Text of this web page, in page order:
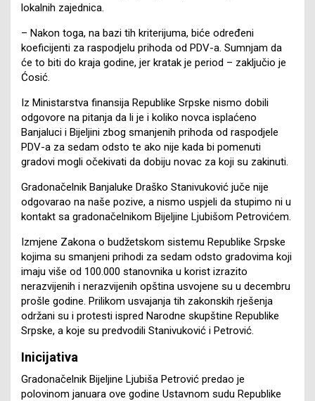
lokalnih zajednica.
– Nakon toga, na bazi tih kriterijuma, biće određeni
koeficijenti za raspodjelu prihoda od PDV-a. Sumnjam da
će to biti do kraja godine, jer kratak je period – zaključio je
Ćosić.
Iz Ministarstva finansija Republike Srpske nismo dobili
odgovore na pitanja da li je i koliko novca isplaćeno
Banjaluci i Bijeljini zbog smanjenih prihoda od raspodjele
PDV-a za sedam odsto te ako nije kada bi pomenuti
gradovi mogli očekivati da dobiju novac za koji su zakinuti.
Gradonačelnik Banjaluke Draško Stanivuković juče nije
odgovarao na naše pozive, a nismo uspjeli da stupimo ni u
kontakt sa gradonačelnikom Bijeljine Ljubišom Petrovićem.
Izmjene Zakona o budžetskom sistemu Republike Srpske
kojima su smanjeni prihodi za sedam odsto gradovima koji
imaju više od 100.000 stanovnika u korist izrazito
nerazvijenih i nerazvijenih opština usvojene su u decembru
prošle godine. Prilikom usvajanja tih zakonskih rješenja
održani su i protesti ispred Narodne skupštine Republike
Srpske, a koje su predvodili Stanivuković i Petrović.
Inicijativa
Gradonačelnik Bijeljine Ljubiša Petrović predao je
polovinom januara ove godine Ustavnom sudu Republike